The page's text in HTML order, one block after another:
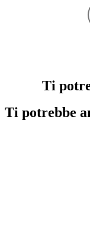
Ti
Ti potrebbe